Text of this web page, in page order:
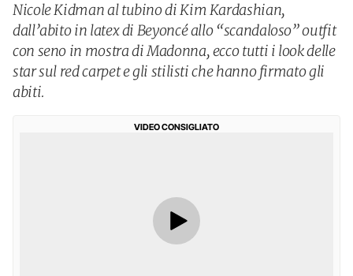
Nicole Kidman al tubino di Kim Kardashian,
dall’abito in latex di Beyoncé allo “scandaloso” outfit
con seno in mostra di Madonna, ecco tutti i look delle
star sul red carpet e gli stilisti che hanno firmato gli
abiti.
VIDEO CONSIGLIATO